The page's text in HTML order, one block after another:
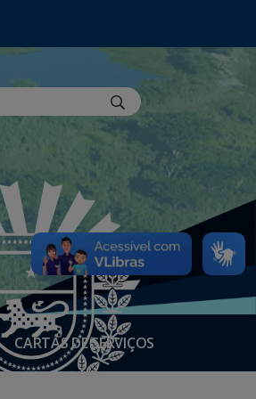
CARTAS DE SERVIÇOS